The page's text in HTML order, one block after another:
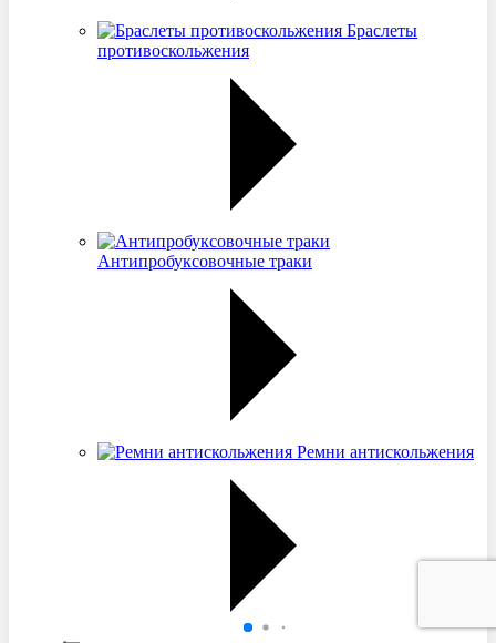
Браслеты
противоскольжения
Антипробуксовочные траки
Ремни антискольжения